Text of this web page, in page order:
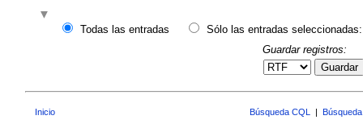
Todas las entradas
Sólo las entradas seleccionadas:
Guardar registros:
Guardar
Inicio Búsqueda CQL